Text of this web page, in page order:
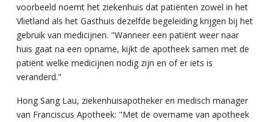
voorbeeld noemt het ziekenhuis dat patiënten zowel in het
Vlietland als het Gasthuis dezelfde begeleiding krijgen bij het
gebruik van medicijnen. "Wanneer een patiënt weer naar
huis gaat na een opname, kijkt de apotheek samen met de
patiënt welke medicijnen nodig zijn en of er iets is
veranderd."
Hong Sang Lau, ziekenhuisapotheker en medisch manager
van Franciscus Apotheek: "Met de overname van apotheek